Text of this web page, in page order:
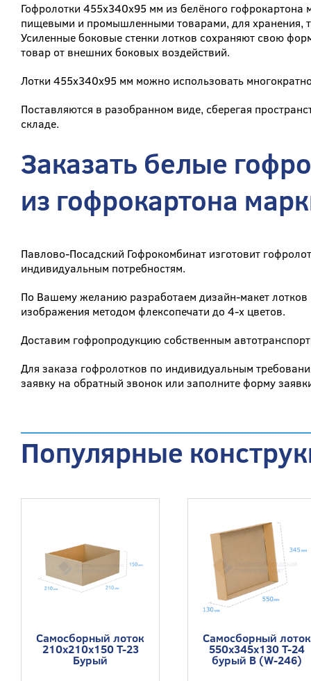
Гофролотки 455x340x95 мм из белёного
пищевыми и промышленными товарами, для хранения,
Усиленные боковые стенки лотков сохраняют свою
товар от внешних боковых воздействий.
Лотки 455x340x95 мм можно использовать
Поставляются в разобранном виде, сберегая
складе.
Заказать белые
из гофрокартона
Павлово-Посадский Гофрокомбинат изготовит
индивидуальным потребностям.
По Вашему желанию разработаем дизайн-макет
изображения методом флексопечати до 4-х цветов.
Доставим гофропродукцию собственным
Для заказа гофролотков по индивидуальным
заявку на обратный звонок или заполните форму
Популярные
Самосборный лоток
210x210x150 Т-23
Бурый
Самосборный лоток
550x345x130 Т-24
бурый В (W-246)